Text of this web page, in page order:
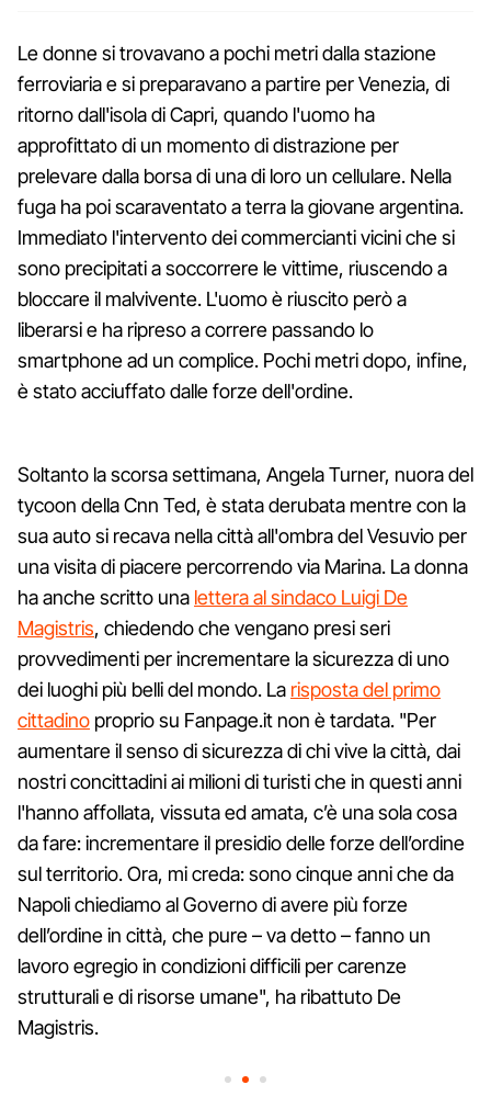
Le donne si trovavano a pochi metri dalla stazione
ferroviaria e si preparavano a partire per Venezia, di
ritorno dall'isola di Capri, quando l'uomo ha
approfittato di un momento di distrazione per
prelevare dalla borsa di una di loro un cellulare. Nella
fuga ha poi scaraventato a terra la giovane argentina.
Immediato l'intervento dei commercianti vicini che si
sono precipitati a soccorrere le vittime, riuscendo a
bloccare il malvivente. L'uomo è riuscito però a
liberarsi e ha ripreso a correre passando lo
smartphone ad un complice. Pochi metri dopo, infine,
è stato acciuffato dalle forze dell'ordine.
Soltanto la scorsa settimana, Angela Turner, nuora del
tycoon della Cnn Ted, è stata derubata mentre con la
sua auto si recava nella città all'ombra del Vesuvio per
una visita di piacere percorrendo via Marina. La donna
ha anche scritto una lettera al sindaco Luigi De
Magistris, chiedendo che vengano presi seri
provvedimenti per incrementare la sicurezza di uno
dei luoghi più belli del mondo. La risposta del primo
cittadino proprio su Fanpage.it non è tardata. "Per
aumentare il senso di sicurezza di chi vive la città, dai
nostri concittadini ai milioni di turisti che in questi anni
l'hanno affollata, vissuta ed amata, c’è una sola cosa
da fare: incrementare il presidio delle forze dell’ordine
sul territorio. Ora, mi creda: sono cinque anni che da
Napoli chiediamo al Governo di avere più forze
dell’ordine in città, che pure – va detto – fanno un
lavoro egregio in condizioni difficili per carenze
strutturali e di risorse umane", ha ribattuto De
Magistris.